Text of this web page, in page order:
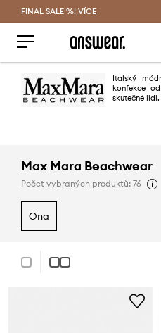
FINAL SALE %! VÍCE
Italský
konfekce
skutečné lidi.
Max Mara Beachwear
Počet vybraných produktů: 76
ona